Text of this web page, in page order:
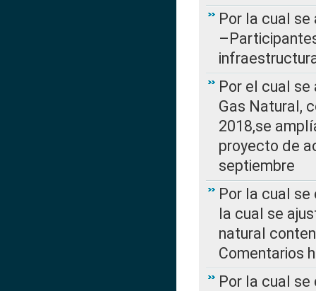
Por la cual se
Por el cual
Gas Natural,
2018,se
proyecto de
septiembre
Por la cual se
la cual se
natural
Comentarios
Por la cual